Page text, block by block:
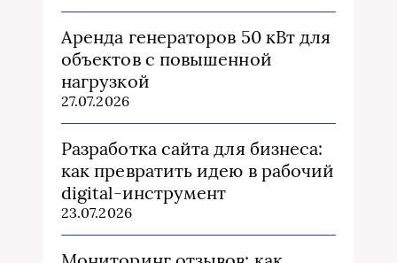
Аренда генераторов 50 кВт для
объектов с повышенной
нагрузкой
27.07.2026
Разработка сайта для бизнеса:
как превратить идею в рабочий
digital-инструмент
23.07.2026